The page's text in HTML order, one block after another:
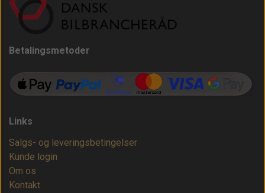
Betalingsmetoder
Links
Salgs- og leveringsbetingelser
Kunde login
Om os
Kontakt